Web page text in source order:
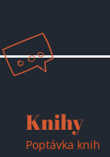
Knihy
Poptávka knih